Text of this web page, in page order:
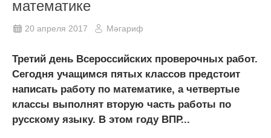
математике
20 апреля 2017 Мәгариф
Третий день Всероссийских проверочных работ.
Сегодня учащимся пятых классов предстоит
написать работу по математике, а четвертые
классы выполнят вторую часть работы по
русскому языку. В этом году ВПР...